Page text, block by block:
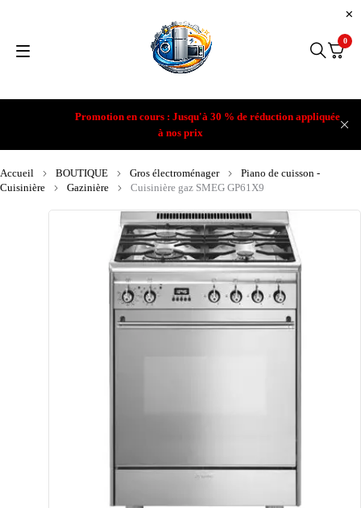
Promotion en cours : Jusqu'à 30 % de réduction appliquée
à nos prix
0
Accueil BOUTIQUE Gros électroménager
Piano de cuisson -
Cuisinière
Gazinière Cuisinière gaz SMEG GP61X9